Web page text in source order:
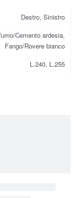
Destro, Sinistro
Cemento ardesia,
Fango/Rovere bianco
L.240, L.255